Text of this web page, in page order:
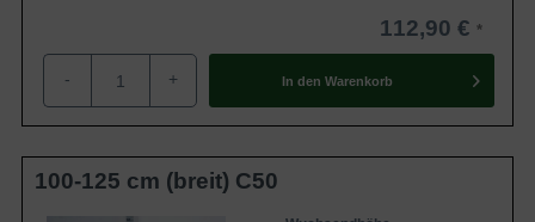
112,90 €
- + In den Warenkorb
100-125 cm (breit) C50